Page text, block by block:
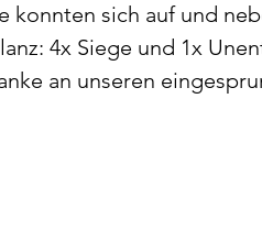
konnten sich auf und
4x Siege und 1x
an unseren